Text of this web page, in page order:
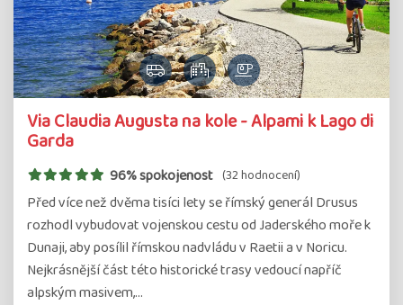
Via Claudia Augusta na kole - Alpami k Lago di
Garda
96% spokojenost (32 hodnocení)
Před více než dvěma tisíci lety se římský generál Drusus
rozhodl vybudovat vojenskou cestu od Jaderského moře k
Dunaji, aby posílil římskou nadvládu v Raetii a v Noricu.
Nejkrásnější část této historické trasy vedoucí napříč
alpským masivem,…